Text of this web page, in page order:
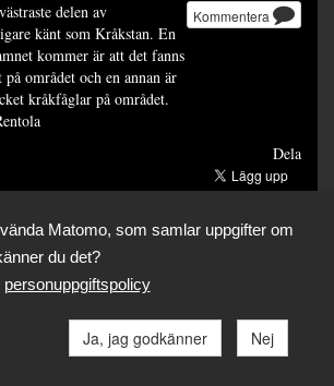
Kommentera
delen av
känt som Kråkstan. En
kommer är att det fanns
området och en annan är
kråkfåglar på området.
Dela
Matomo, som samlar uppgifter om
du det?
personuppgiftspolicy
Ja, jag godkänner Nej